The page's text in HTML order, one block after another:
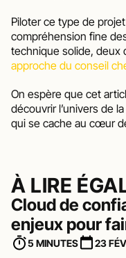
Piloter ce type de
compréhension fine
technique solide,
approche du conseil
On espère que cet
découvrir l’univers de
qui se cache au cœur
À LIRE
Cloud de
enjeux pour
5 MINUTES 23